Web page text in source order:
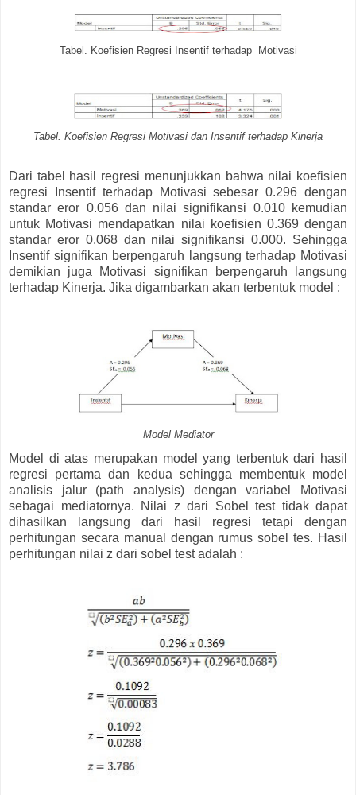
Tabel. Koefisien Regresi Insentif terhadap Motivasi
Tabel. Koefisien Regresi Motivasi dan Insentif terhadap Kinerja
Dari tabel hasil regresi menunjukkan bahwa nilai koefisien
regresi Insentif terhadap Motivasi sebesar 0.296 dengan
standar eror 0.056 dan nilai signifikansi 0.010 kemudian
untuk Motivasi mendapatkan nilai koefisien 0.369 dengan
standar eror 0.068 dan nilai signifikansi 0.000. Sehingga
Insentif signifikan berpengaruh langsung terhadap Motivasi
demikian juga Motivasi signifikan berpengaruh langsung
terhadap Kinerja. Jika digambarkan akan terbentuk model :
Model Mediator
Model di atas merupakan model yang terbentuk dari hasil
regresi pertama dan kedua sehingga membentuk model
analisis jalur (path analysis) dengan variabel Motivasi
sebagai mediatornya. Nilai z dari Sobel test tidak dapat
dihasilkan langsung dari hasil regresi tetapi dengan
perhitungan secara manual dengan rumus sobel tes. Hasil
perhitungan nilai z dari sobel test adalah :